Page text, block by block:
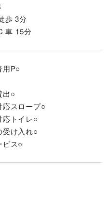
歩 3分
車 15分
用P○
出○
応スロープ○
応トイレ○
受け入れ○
ビス○